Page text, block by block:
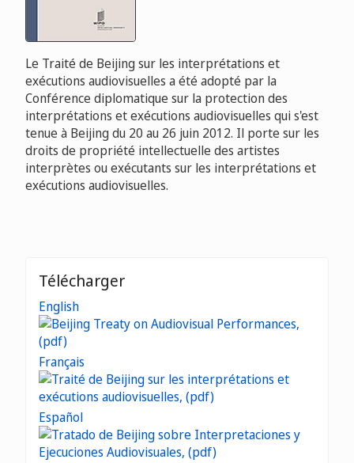
Le Traité de Beijing sur les interprétations et
exécutions audiovisuelles a été adopté par la
Conférence diplomatique sur la protection des
interprétations et exécutions audiovisuelles qui s'est
tenue à Beijing du 20 au 26 juin 2012. Il porte sur les
droits de propriété intellectuelle des artistes
interprètes ou exécutants sur les interprétations et
exécutions audiovisuelles.
Télécharger
English
Français
Español